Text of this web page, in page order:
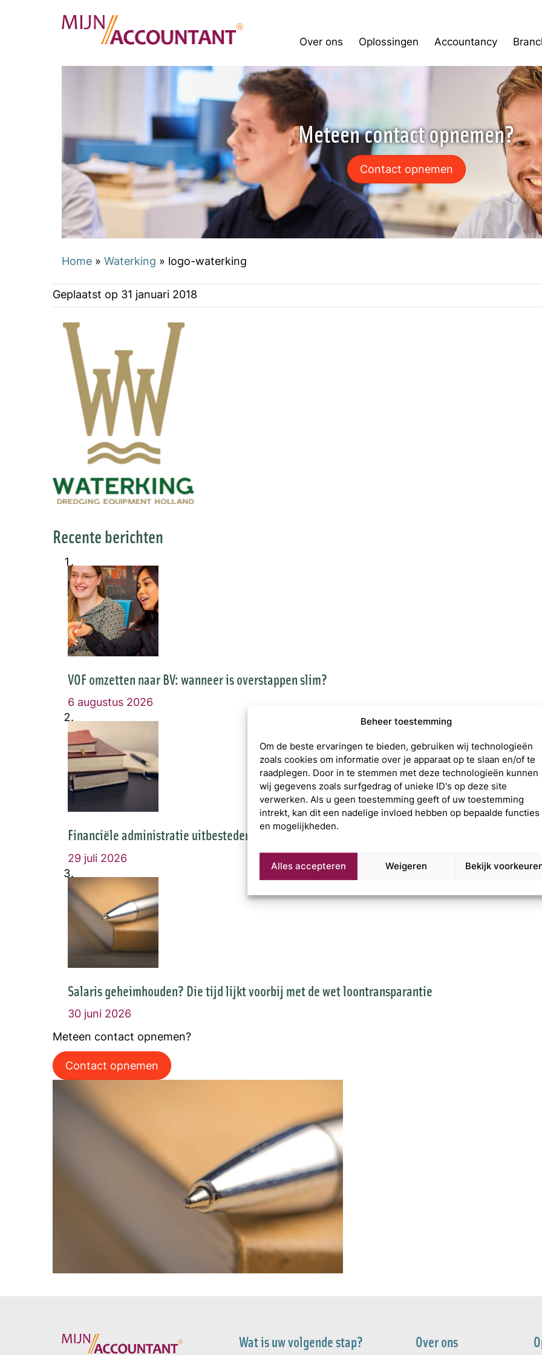
Beheer toestemming
Om de beste ervaringen te bieden, gebruiken wij technologieën
zoals cookies om informatie over je apparaat op te slaan en/of te
raadplegen. Door in te stemmen met deze technologieën kunnen
wij gegevens zoals surfgedrag of unieke ID's op deze site
verwerken. Als u geen toestemming geeft of uw toestemming
intrekt, kan dit een nadelige invloed hebben op bepaalde functies
en mogelijkheden.
Alles accepteren Weigeren Bekijk
Over ons Oplossingen Accountancy
Meteen contact opnemen?
Contact opnemen
Home » Waterking » logo-waterking
Geplaatst op 31 januari 2018
Recente berichten
VOF omzetten naar BV: wanneer is overstappen slim?
6 augustus 2026
Financiële administratie uitbesteden of zelf doen?
29 juli 2026
Salaris geheimhouden? Die tijd lijkt voorbij met de wet loontransparantie
30 juni 2026
Meteen contact opnemen?
Contact opnemen
Wat is uw volgende stap? Over ons